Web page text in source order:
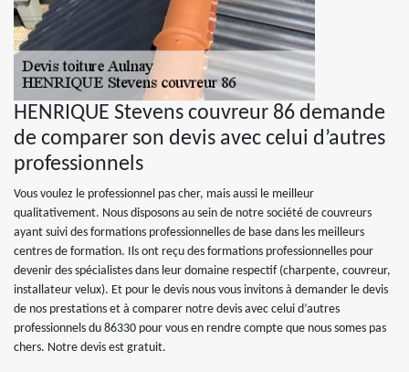
HENRIQUE Stevens couvreur 86 demande
de comparer son devis avec celui d’autres
professionnels
Vous voulez le professionnel pas cher, mais aussi le meilleur
qualitativement. Nous disposons au sein de notre société de couvreurs
ayant suivi des formations professionnelles de base dans les meilleurs
centres de formation. Ils ont reçu des formations professionnelles pour
devenir des spécialistes dans leur domaine respectif (charpente, couvreur,
installateur velux). Et pour le devis nous vous invitons à demander le devis
de nos prestations et à comparer notre devis avec celui d’autres
professionnels du 86330 pour vous en rendre compte que nous somes pas
chers. Notre devis est gratuit.